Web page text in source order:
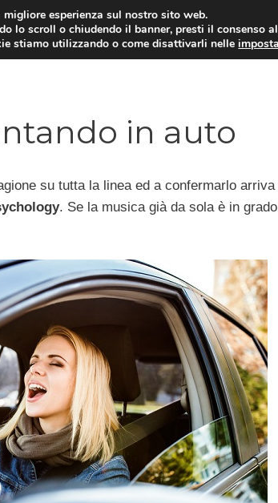
DIPENDENZE RELAZIONI
in auto
su tutta la linea ed a confermarlo
. Se la musica già da sola è in
esperienza sul nostro sito web.
lo scroll o chiudendo il banner, presti il consenso
stiamo utilizzando o come disattivarli nelle